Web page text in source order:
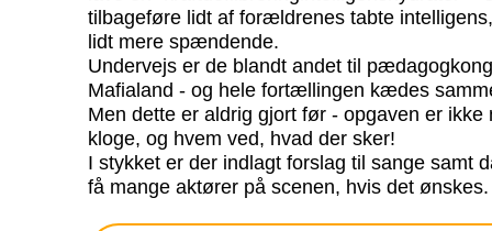
tilbageføre lidt af forældrenes tabte
lidt mere spændende.
Undervejs er de blandt andet til
Mafialand - og hele fortællingen kædes
Men dette er aldrig gjort før - opgaven er
kloge, og hvem ved, hvad der sker!
I stykket er der indlagt forslag til sange samt
få mange aktører på scenen, hvis det ønskes.